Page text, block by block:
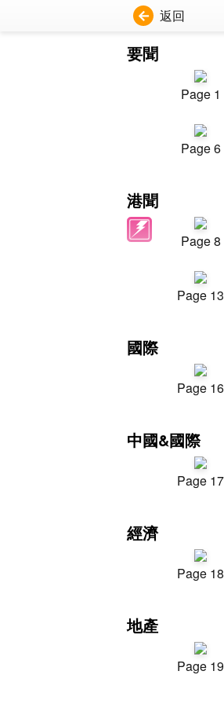
返回
要聞
Page 1
Page 6
港聞
Page 8
Page 13
國際
Page 16
中國&國際
Page 17
經濟
Page 18
地產
Page 19